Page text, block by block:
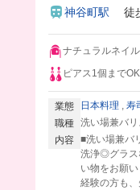
神谷町駅 徒
ナチュラルネイ
ピアス1個までOK
業態 日本料理 , 寿
職種 洗い場兼バ
内容 ■洗い場兼バ
洗浄◎グラス
い物をお願
経験の方も